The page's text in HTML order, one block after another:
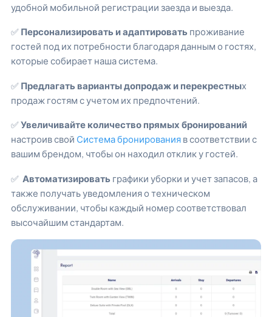
удобной мобильной регистрации заезда и выезда.
✅ Персонализировать и адаптировать проживание
гостей под их потребности благодаря данным о гостях,
которые собирает наша система.
✅ Предлагать варианты допродаж и перекрестных
продаж гостям с учетом их предпочтений.
✅Увеличивайте количество прямых бронирований
настроив свой Система бронирования в соответствии с
вашим брендом, чтобы он находил отклик у гостей.
✅ Автоматизировать графики уборки и учет запасов, а
также получать уведомления о техническом
обслуживании, чтобы каждый номер соответствовал
высочайшим стандартам.